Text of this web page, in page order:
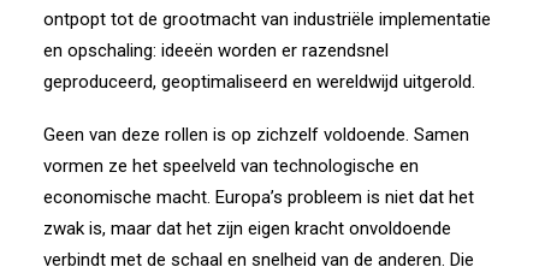
ontpopt tot de grootmacht van industriële implementatie
en opschaling: ideeën worden er razendsnel
geproduceerd, geoptimaliseerd en wereldwijd uitgerold.
Geen van deze rollen is op zichzelf voldoende. Samen
vormen ze het speelveld van technologische en
economische macht. Europa’s probleem is niet dat het
zwak is, maar dat het zijn eigen kracht onvoldoende
verbindt met de schaal en snelheid van de anderen. Die